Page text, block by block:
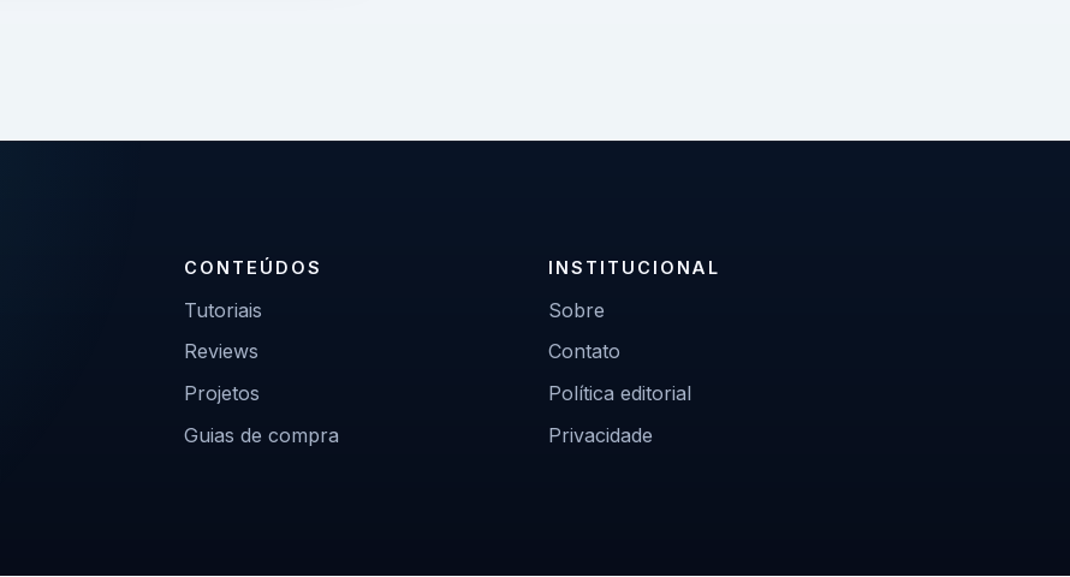
CONTEÚDOS
Tutoriais
Reviews
Projetos
Guias de compra
INSTITUCIONAL
Sobre
Contato
Política editorial
Privacidade